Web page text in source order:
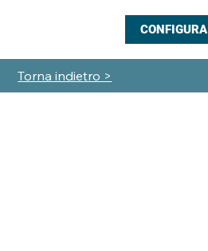
Torna indietro >